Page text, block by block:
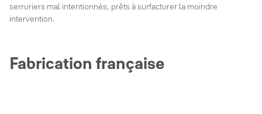
serruriers mal intentionnés, prêts à surfacturer la moindre
intervention.
Fabrication française